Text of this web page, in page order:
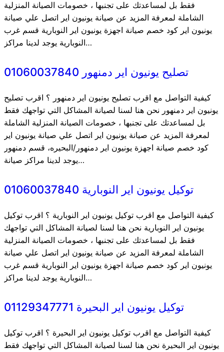
فقط بل لمساعدتك على تجنبها ، خصومات الصيانة المنزلية
الشاملة لمعرفة المزيد عن صيانة يونيون اير اتصل علي صيانة
يونيون اير كود خصم صيانة اجهزة يونيون اير النوبارية قسم غرب
النوبارية يوجد لدينا مراكز…
تصليح يونيون اير دمنهور 01060037840
كيفية التواصل مع اقرب تصليح يونيون اير دمنهور ؟ اقرب تصليح
يونيون اير دمنهور نحن هنا لسنا لصيانة المشاكل التي تواجهك فقط
بل لمساعدتك على تجنبها ، خصومات الصيانة المنزلية الشاملة
لمعرفة المزيد عن صيانة يونيون اير اتصل علي صيانة يونيون اير
كود خصم صيانة اجهزة يونيون اير دمنهور/البحيره، قسم دمنهور
يوجد لدينا مراكز صيانة…
توكيل يونيون اير النوبارية 01060037840
كيفية التواصل مع اقرب توكيل يونيون اير النوبارية ؟ اقرب توكيل
يونيون اير النوبارية نحن هنا لسنا لصيانة المشاكل التي تواجهك
فقط بل لمساعدتك على تجنبها ، خصومات الصيانة المنزلية
الشاملة لمعرفة المزيد عن صيانة يونيون اير اتصل علي صيانة
يونيون اير كود خصم صيانة اجهزة يونيون اير النوبارية قسم غرب
النوبارية يوجد لدينا مراكز…
توكيل يونيون اير البحيرة 01129347771
كيفية التواصل مع اقرب توكيل يونيون اير البحيرة ؟ اقرب توكيل
يونيون اير البحيرة نحن هنا لسنا لصيانة المشاكل التي تواجهك فقط